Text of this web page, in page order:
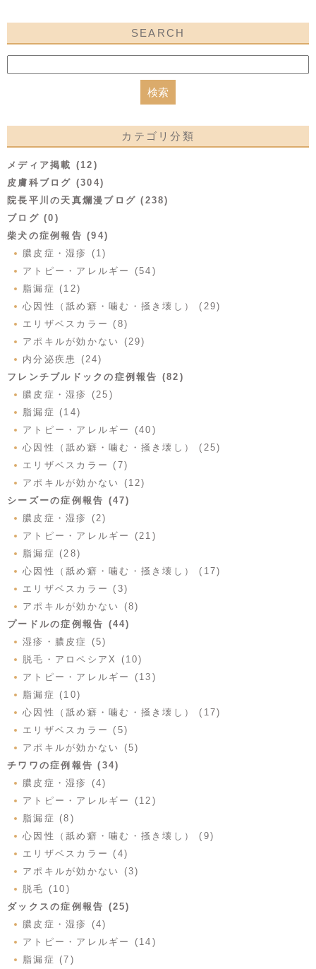
SEARCH
カテゴリ分類
メディア掲載 (12)
皮膚科ブログ (304)
院長平川の天真爛漫ブログ (238)
ブログ (0)
柴犬の症例報告 (94)
膿皮症・湿疹 (1)
アトピー・アレルギー (54)
脂漏症 (12)
心因性（舐め癖・噛む・掻き壊し） (29)
エリザベスカラー (8)
アポキルが効かない (29)
内分泌疾患 (24)
フレンチブルドックの症例報告 (82)
膿皮症・湿疹 (25)
脂漏症 (14)
アトピー・アレルギー (40)
心因性（舐め癖・噛む・掻き壊し） (25)
エリザベスカラー (7)
アポキルが効かない (12)
シーズーの症例報告 (47)
膿皮症・湿疹 (2)
アトピー・アレルギー (21)
脂漏症 (28)
心因性（舐め癖・噛む・掻き壊し） (17)
エリザベスカラー (3)
アポキルが効かない (8)
プードルの症例報告 (44)
湿疹・膿皮症 (5)
脱毛・アロペシアX (10)
アトピー・アレルギー (13)
脂漏症 (10)
心因性（舐め癖・噛む・掻き壊し） (17)
エリザベスカラー (5)
アポキルが効かない (5)
チワワの症例報告 (34)
膿皮症・湿疹 (4)
アトピー・アレルギー (12)
脂漏症 (8)
心因性（舐め癖・噛む・掻き壊し） (9)
エリザベスカラー (4)
アポキルが効かない (3)
脱毛 (10)
ダックスの症例報告 (25)
膿皮症・湿疹 (4)
アトピー・アレルギー (14)
脂漏症 (7)